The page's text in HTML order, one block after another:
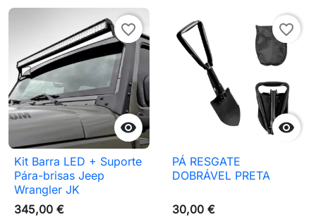

favorite_border
Kit Barra LED + Suporte
Pára-brisas Jeep
Wrangler JK
345,00 €

favorite_border
PÁ RESGATE
DOBRÁVEL PRETA
30,00 €